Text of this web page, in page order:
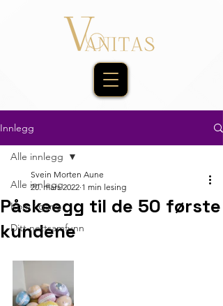
Innlegg
Alle innlegg
Kom i gang
Ditt nettsamfunn
Alle innlegg
Påskeegg til de 50 første
kundene
Svein Morten Aune
20. mars 2022 1 min lesing